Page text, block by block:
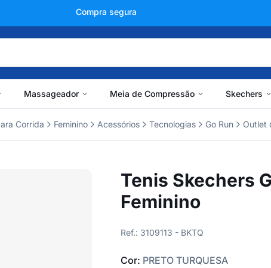
+150 mil avaliações
Massageador Meia de Compressão Skechers
Corrida Feminino Acessórios Tecnologias Go Run Outlet
Tenis Skechers
Feminino
Ref.: 3109113 - BKTQ
Cor: PRETO TURQUESA